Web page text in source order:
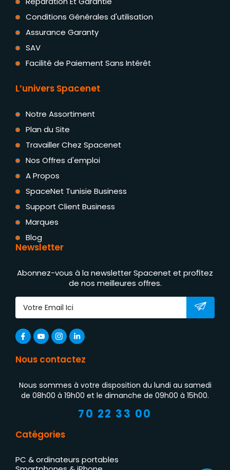
Conditions Générales d'utilisation
Assurance Garanty
SAV
Facilité de Paiement Sans Intérêt
L’univers Spacenet
Notre Assortiment
Plan du Site
Travailler Chez Spacenet
Nos Offres d'emploi
A Propos
SpaceNet Tunisie Business
Support Client Business
Marques
Blog
Newsletter
Abonnez-vous à la newsletter Spacenet et profitez
de nos meilleures offres.
Nous contactez
Nous sommes à votre disposition du lundi au samedi
de 08h00 à 19h00 et le dimanche de 09h00 à 15h00.
70 22 33 00
Catégories
PC & ordinateurs portables